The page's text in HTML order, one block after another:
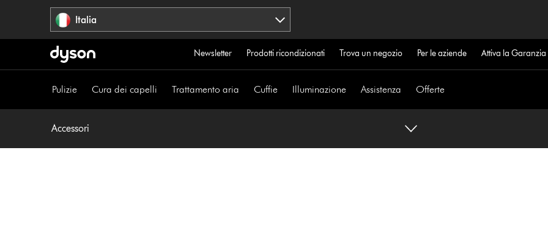
Italia
Newsletter Prodotti ricondizionati Trova un negozio Per le aziende Attiva la
Pulizie Cura dei capelli Trattamento aria Cuffie Illuminazione Assistenza Offerte
Accessori